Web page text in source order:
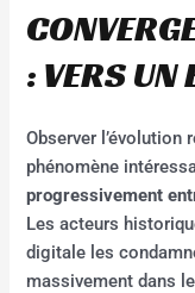
: VERS UN
Observer l’évolution
phénomène
progressivement
Les acteurs
digitale les
massivement dans